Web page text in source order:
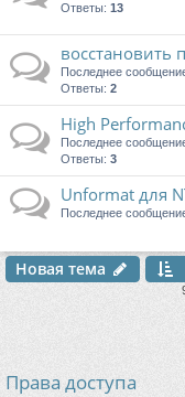
Ответы: 13
восстановить
Последнее
Ответы: 2
High
Последнее
Ответы: 3
Unformat для
Последнее
Новая тема
Права доступа